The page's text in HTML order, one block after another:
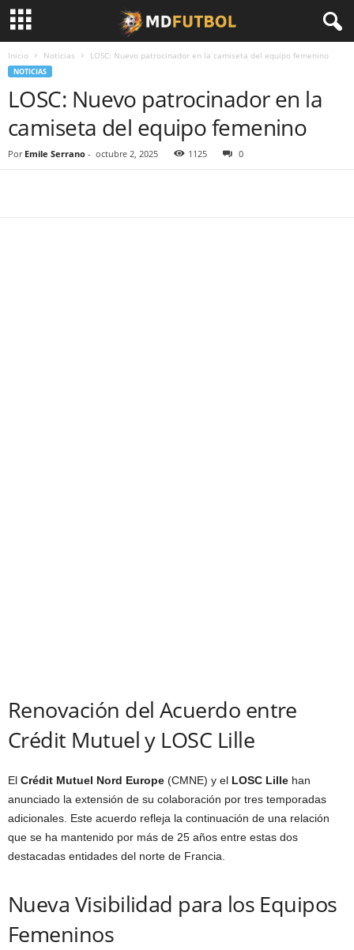
Inicio Noticias LOSC: Nuevo patrocinador en la camiseta del equipo femenino
NOTICIAS
LOSC: Nuevo patrocinador en la
camiseta del equipo femenino
Por Emile Serrano - octubre 2, 2025 1125 0
Renovación del Acuerdo entre
Crédit Mutuel y LOSC Lille
El Crédit Mutuel Nord Europe (CMNE) y el LOSC Lille han
anunciado la extensión de su colaboración por tres temporadas
adicionales. Este acuerdo refleja la continuación de una relación
que se ha mantenido por más de 25 años entre estas dos
destacadas entidades del norte de Francia.
Nueva Visibilidad para los Equipos
Femeninos